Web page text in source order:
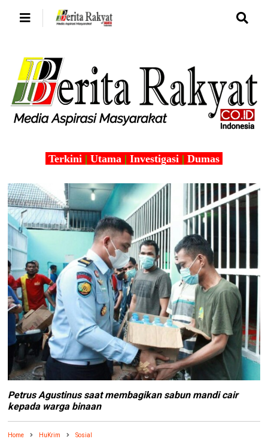
Terkini | Utama | Investigasi | Dumas
Petrus Agustinus saat membagikan sabun mandi cair
kepada warga binaan
Home HuKrim Sosial